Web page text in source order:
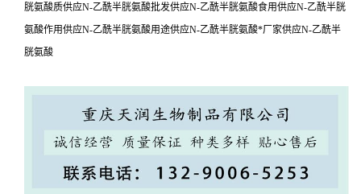
胱氨酸质供应N-乙酰半胱氨酸批发供应N-乙酰半胱氨酸食用供应N-乙酰半胱
氨酸作用供应N-乙酰半胱氨酸用途供应N-乙酰半胱氨酸*厂家供应N-乙酰半
胱氨酸